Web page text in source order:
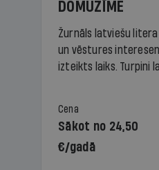
DOMUZĪME
Žurnāls latviešu
un vēstures
izteikts laiks. Turpini
Cena
Sākot no 24,50
€/gadā